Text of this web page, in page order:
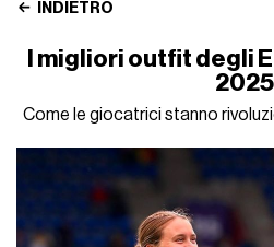
INDIETRO
I migliori outfit degli
2025
Come le giocatrici stanno